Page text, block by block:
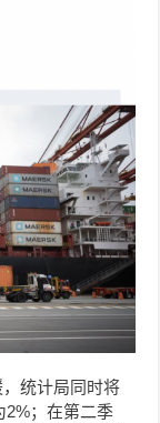
统计局同时将
2%；在第二季